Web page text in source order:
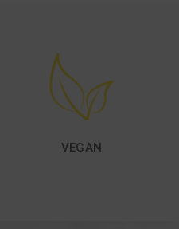
VEGAN